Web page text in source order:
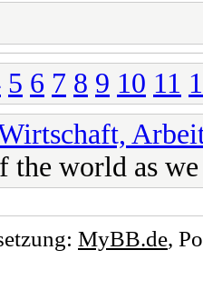
5 6 7 8 9 10 11
the world as
MyBB.de,